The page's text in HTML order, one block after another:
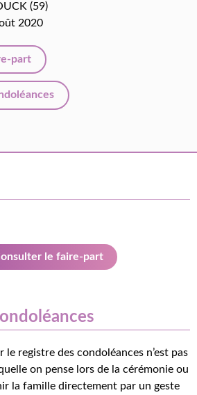
(59)
2020
part
le faire-part
le registre des condoléances n’est pas
on pense lors de la cérémonie ou
la famille directement par un geste